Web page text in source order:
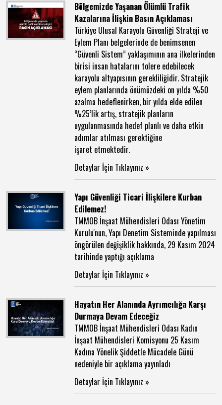
Bölgemizde Yaşanan Ölümlü Trafik
Kazalarına İlişkin Basın Açıklaması
Türkiye Ulusal Karayolu Güvenliği Strateji ve
Eylem Planı belgelerinde de benimsenen
“Güvenli Sistem” yaklaşımının ana ilkelerinden
birisi insan hatalarını tolere edebilecek
karayolu altyapısının gerekliliğidir. Stratejik
eylem planlarında önümüzdeki on yılda %50
azalma hedeflenirken, bir yılda elde edilen
%25’lik artış, stratejik planların
uygulanmasında hedef planlı ve daha etkin
adımlar atılması gerektiğine
işaret etmektedir.
Detaylar İçin Tıklayınız »
Yapı Güvenliği Ticari İlişkilere Kurban
Edilemez!
TMMOB İnşaat Mühendisleri Odası Yönetim
Kurulu'nun, Yapı Denetim Sisteminde yapılması
öngörülen değişiklik hakkında, 29 Kasım 2024
tarihinde yaptığı açıklama
Detaylar İçin Tıklayınız »
Hayatın Her Alanında Ayrımcılığa Karşı
Durmaya Devam Edeceğiz
TMMOB İnşaat Mühendisleri Odası Kadın
İnşaat Mühendisleri Komisyonu 25 Kasım
Kadına Yönelik Şiddetle Mücadele Günü
nedeniyle bir açıklama yayınladı
Detaylar İçin Tıklayınız »